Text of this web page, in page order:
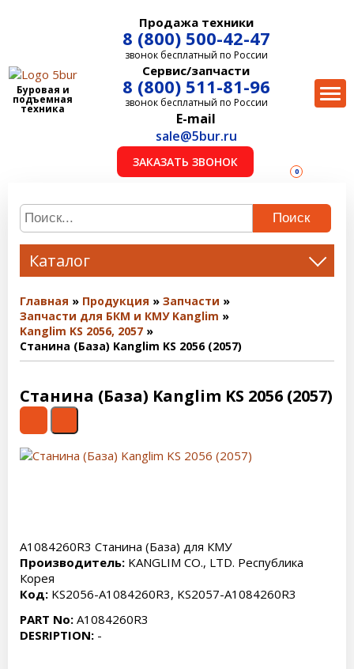
Буровая и
подъемная
техника
Продажа техники
8 (800) 500-42-47
звонок бесплатный по России
Сервис/запчасти
8 (800) 511-81-96
звонок бесплатный по России
E-mail
sale@5bur.ru
ЗАКАЗАТЬ ЗВОНОК
0
Поиск
Каталог
Главная Продукция
Запчасти
Запчасти для БКМ и КМУ Kanglim
Kanglim KS 2056, 2057
Станина (База) Kanglim KS 2056 (2057)
Станина (База) Kanglim KS 2056 (2057)
A1084260R3 Станина (База) для КМУ
Производитель: KANGLIM CO., LTD. Республика
Корея
Код: KS2056-A1084260R3, KS2057-A1084260R3
PART No: A1084260R3
DESRIPTION: -